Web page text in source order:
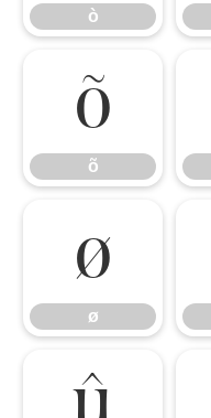
ò
õ
õ
ø
ø